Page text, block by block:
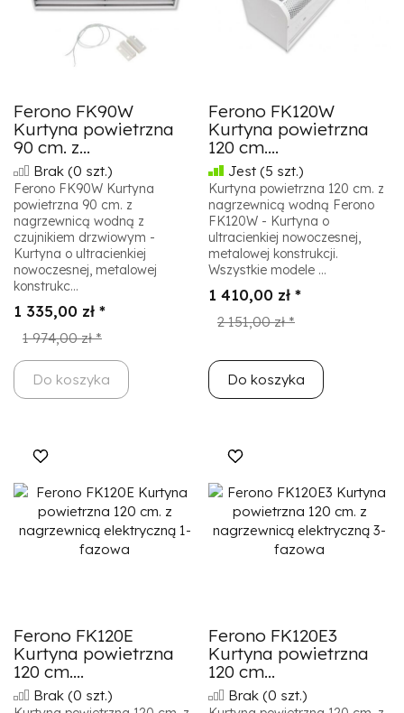
Ferono FK90W
Kurtyna powietrzna
90 cm. z...
Brak (0 szt.)
Ferono FK90W Kurtyna
powietrzna 90 cm. z
nagrzewnicą wodną z
czujnikiem drzwiowym -
Kurtyna o ultracienkiej
nowoczesnej, metalowej
konstrukc...
1 335,00 zł *
1 974,00 zł *
Do koszyka
Ferono FK120W
Kurtyna powietrzna
120 cm....
Jest (5 szt.)
Kurtyna powietrzna 120 cm. z
nagrzewnicą wodną Ferono
FK120W - Kurtyna o
ultracienkiej nowoczesnej,
metalowej konstrukcji.
Wszystkie modele ...
1 410,00 zł *
2 151,00 zł *
Do koszyka
Ferono FK120E
Kurtyna powietrzna
120 cm....
Brak (0 szt.)
Ferono FK120E3
Kurtyna powietrzna
120 cm...
Brak (0 szt.)